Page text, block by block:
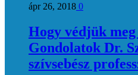
ápr 26, 2018 0
Hogy védjük
Gondolatok Dr.
szívsebész